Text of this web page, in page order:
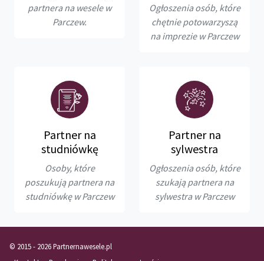
partnera na wesele w
Parczew.
Ogłoszenia osób, które
chętnie potowarzyszą
na imprezie w Parczew
Partner na
studniówkę
Osoby, które
poszukują partnera na
studniówkę w Parczew
Partner na
sylwestra
Ogłoszenia osób, które
szukają partnera na
sylwestra w Parczew
© 2015 - 2026 Partnernawesele.pl